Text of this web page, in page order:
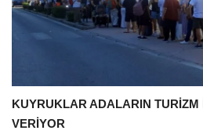
KUYRUKLAR ADALARIN
VERİYOR